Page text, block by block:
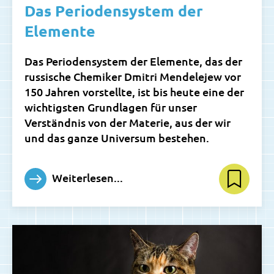
Das Periodensystem der
Elemente
Das Periodensystem der Elemente, das der
russische Chemiker Dmitri Mendelejew vor
150 Jahren vorstellte, ist bis heute eine der
wichtigsten Grundlagen für unser
Verständnis von der Materie, aus der wir
und das ganze Universum bestehen.
Weiterlesen...